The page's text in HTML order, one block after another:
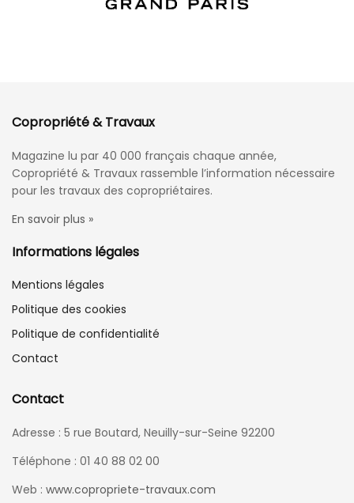
Copropriété & Travaux
Magazine lu par 40 000 français chaque année,
Copropriété & Travaux rassemble l’information nécessaire
pour les travaux des copropriétaires.
En savoir plus »
Informations légales
Mentions légales
Politique des cookies
Politique de confidentialité
Contact
Contact
Adresse : 5 rue Boutard, Neuilly-sur-Seine 92200
Téléphone : 01 40 88 02 00
Web : www.copropriete-travaux.com